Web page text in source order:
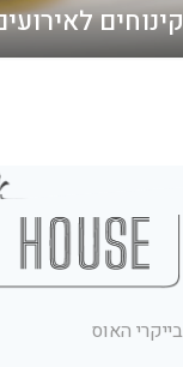
קינוחים
בייקרי האוס